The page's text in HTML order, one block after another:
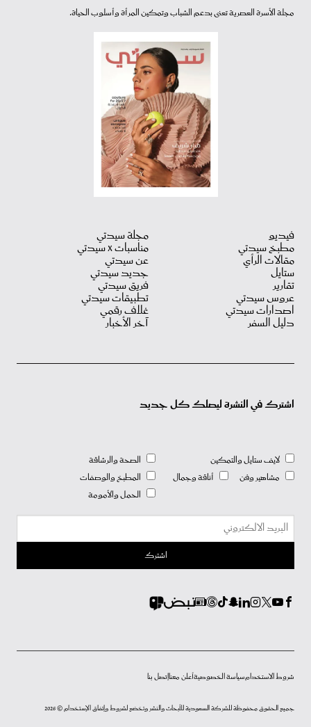
مجلة الأسرة العصرية تعنى بدعم الشباب وتمكين المرأة وأسلوب الحياة.
فيديو
مطبخ سيدتي
مقالات الرأي
ستايل
تقارير
عروس سيدتي
اصدارات سيدتي
دليل السفر
مجلة سيدتي
مناسبات X سيدتي
عن سيدتي
جديد سيدتي
فريق سيدتي
تطبيقات سيدتي
غلاف رقمي
آخر الأخبار
اشترك في النشرة ليصلك كل جديد
لايف ستايل والتمكين
مشاهير وفن
أناقة وجمال
الصحة والرشاقة
المطبخ والوصفات
الحمل والأمومة
شروط الاستخدامسياسة الخصوصيةأعلن معناإتصل بنا
جميع الحقوق محفوظة للشركة السعودية للأبحاث والنشر وتخضع لشروط وإتفاق الإستخدام © 2026